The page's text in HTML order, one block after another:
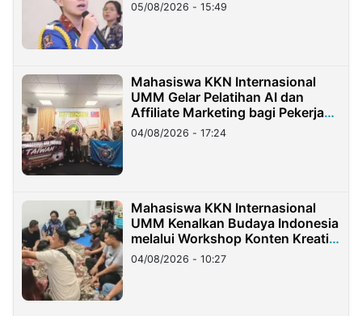
05/08/2026 - 15:49
Mahasiswa KKN Internasional
UMM Gelar Pelatihan AI dan
Affiliate Marketing bagi Pekerja
Migran Indonesia di Taiwan
04/08/2026 - 17:24
Mahasiswa KKN Internasional
UMM Kenalkan Budaya Indonesia
melalui Workshop Konten Kreatif
di Taiwan
04/08/2026 - 10:27